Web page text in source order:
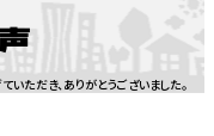
いただき、ありがとうございました。